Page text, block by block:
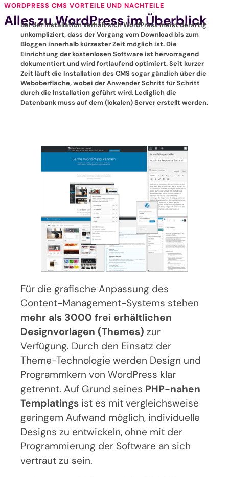
WORDPRESS CMS VORTEILE UND NACHTEILE
Alles zu WordPress im Überblick
Bei der Installation verhält sich WordPress meist derartig
unkompliziert, dass der Vorgang vom Download bis zum
Bloggen innerhalb kürzester Zeit möglich ist. Die
Einrichtung derkostenlosen Software ist hervorragend
dokumentiert und wird fortlaufend optimiert. Seit kurzer
Zeit läuft die Installation des CMS sogar gänzlich über die
Weboberfläche, wobei der Anwender Schritt für Schritt
durch die Installation geführt wird. Lediglich die
Datenbank muss auf dem (lokalen) Server erstellt werden.
Für die grafische Anpassung des
Content-Management-Systems stehen
mehr als 3000 frei erhältlichen
Designvorlagen (Themes) zur
Verfügung. Durch den Einsatz der
Theme-Technologie werden Design und
Programmkern von WordPress klar
getrennt. Auf Grund seines PHP-nahen
Templatings ist es mit vergleichsweise
geringem Aufwand möglich, individuelle
Designs zu entwickeln, ohne mit der
Programmierung der Software an sich
vertraut zu sein.